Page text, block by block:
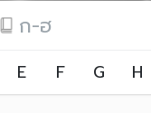
ก-ฮ
E F G H